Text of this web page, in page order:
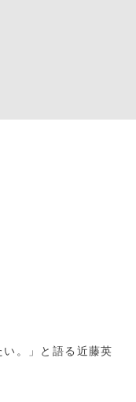
。」と語る近藤英